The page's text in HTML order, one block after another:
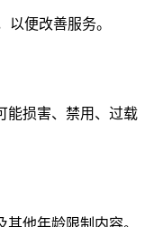
以便改善服务。
能损害、禁用、过载